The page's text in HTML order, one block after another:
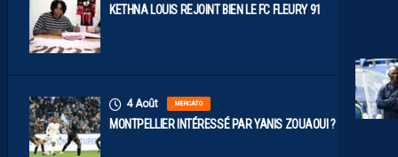
KETHNA LOUIS REJOINT BIEN LE FC FLEURY 91
4 Août MERCATO
MONTPELLIER INTÉRESSÉ PAR YANIS ZOUAOUI ?